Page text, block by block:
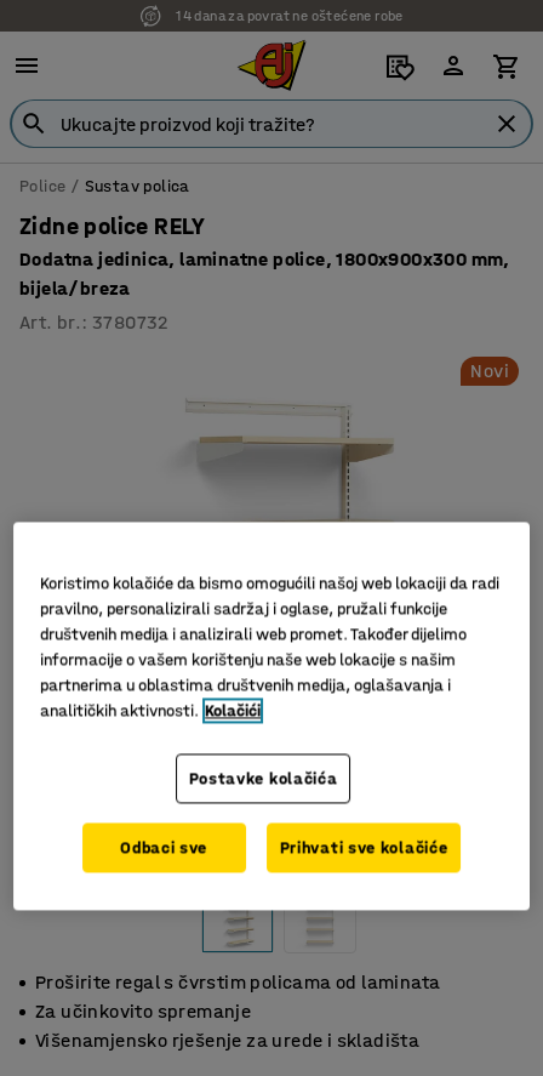
14 dana za povrat ne oštećene robe
Police Sustav polica
Zidne police RELY
Dodatna jedinica, laminatne police, 1800x900x300 mm,
bijela/breza
Art. br. : 3780732
Novi
Proširite regal s čvrstim policama od laminata
Za učinkovito spremanje
Višenamjensko rješenje za urede i skladišta
Koristimo kolačiće da bismo omogućili našoj web lokaciji da radi
pravilno, personalizirali sadržaj i oglase, pružali funkcije
društvenih medija i analizirali web promet. Također dijelimo
informacije o vašem korištenju naše web lokacije s našim
partnerima u oblastima društvenih medija, oglašavanja i
analitičkih aktivnosti. Kolačići
Postavke kolačića
Odbaci sve Prihvati sve kolačiće